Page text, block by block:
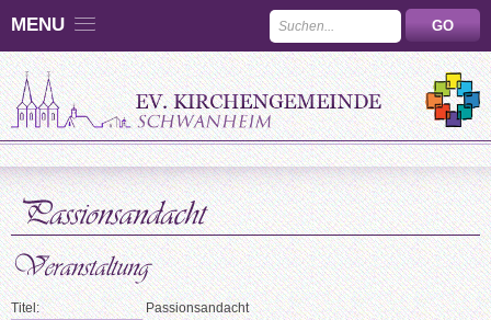
MENU
Titel: Passionsandacht